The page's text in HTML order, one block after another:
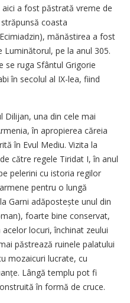
aici a fost păstrată vreme de
coasta
mănăstirea a fost
pe la anul 305.
se ruga Sfântul Grigorie
în secolul al IX-lea, fiind
una din cele mai
în apropierea căreia
în Evul Mediu. Vizita la
către regele Tiridat I, în anul
pelerini cu istoria regilor
pentru o lungă
Garni adăpos­tește unul din
foarte bine conservat,
locuri, închinat zeului
păstrează ruinele palatului
mozaicuri lucrate, cu
Lângă templu pot fi
în formă de cruce.